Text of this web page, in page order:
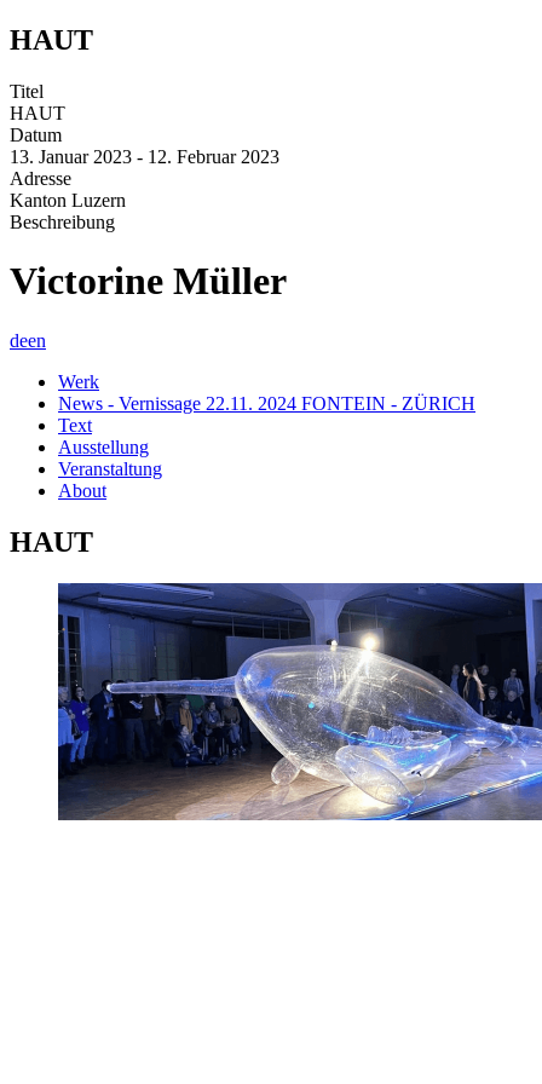
HAUT
Titel
HAUT
Datum
13. Januar 2023 - 12. Februar 2023
Adresse
Kanton Luzern
Beschreibung
Victorine Müller
deen
Werk
News - Vernissage 22.11. 2024 FONTEIN - ZÜRICH
Text
Ausstellung
Veranstaltung
About
HAUT